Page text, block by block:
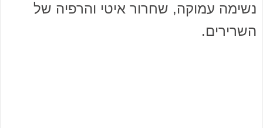
נשימה עמוקה, שחרור איטי והרפיה של
השרירים.